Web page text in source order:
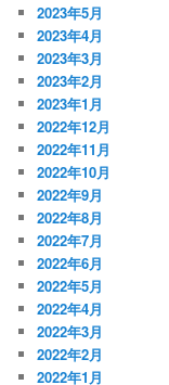
2023年5月
2023年4月
2023年3月
2023年2月
2023年1月
2022年12月
2022年11月
2022年10月
2022年9月
2022年8月
2022年7月
2022年6月
2022年5月
2022年4月
2022年3月
2022年2月
2022年1月